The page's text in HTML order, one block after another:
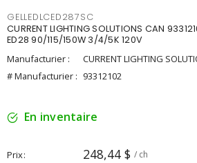
GELLEDLCED287SC
CURRENT LIGHTING SOLUTIONS CAN
ED28 90/115/150W 3/4/5K 120V
Manufacturier :
CURRENT LIGHTING
# Manufacturier : 93312102
En inventaire
Prix 248,44 $ / ch